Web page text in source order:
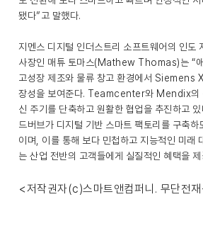
됐다”고 말했다.
지멘스 디지털 인더스트리 소프트웨어의 인도
사장인 매튜 토마스(Mathew Thomas)는 “애
고성장 제조와 물류 창고 환경에서
장성을 보여준다. Teamcenter와 Mendix의
신 주기를 단축하고 원활한 협업을 추진하고
드버브가 디지털 기반 스마트 팩토리를 구축하
이며, 이를 통해 보다 민첩하고 지능적인 미래
는 산업 전반의 고객들에게 실질적인 혜택을
<저작권자(c)스마트앤컴퍼니. 무단전